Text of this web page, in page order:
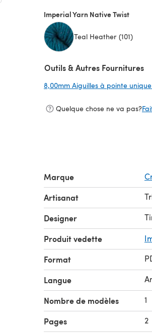
Imperial Yarn Native Twist
Teal Heather (101)
Outils & Autres Fournitures
8,00mm Aiguilles à pointe
Quelque chose ne va pas?
Marque
Artisanat
Designer
Produit vedette
Format
Langue
Nombre de modèles 1
Pages 2